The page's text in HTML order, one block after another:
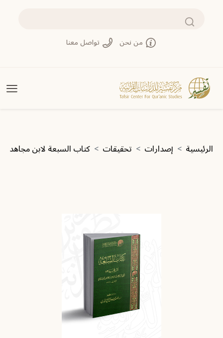
بحث
من نحن تواصل معنا
مسار التنقل
الرئيسية إصدارات تحقيقات كتاب السبعة لابن مجاهد